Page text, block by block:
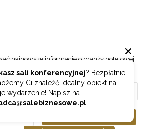
sali konferencyjnej? Bezpłatnie
Ci znaleźć idealny obiekt na
wydarzenie! Napisz na
najnowsze informacje o branży hotelowej